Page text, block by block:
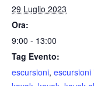
29 Luglio 2023
Ora:
9:00 - 13:00
Tag Evento:
escursioni, escursioni